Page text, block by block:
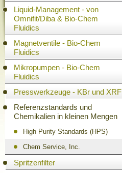
Liquid-Management - von
Omnifit/Diba & Bio-Chem
Fluidics
Magnetventile - Bio-Chem
Fluidics
Mikropumpen - Bio-Chem
Fluidics
Presswerkzeuge - KBr und XRF
Referenzstandards und
Chemikalien in kleinen Mengen
High Purity Standards (HPS)
Chem Service, Inc.
Spritzenfilter